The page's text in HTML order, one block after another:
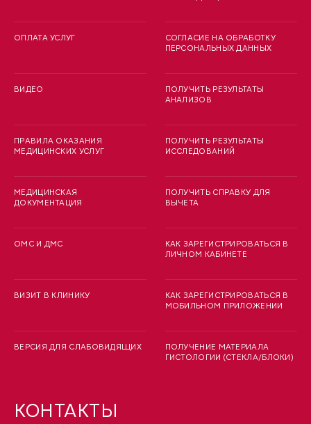
ОПЛАТА УСЛУГ
ВИДЕО
ПРАВИЛА ОКАЗАНИЯ
МЕДИЦИНСКИХ УСЛУГ
МЕДИЦИНСКАЯ
ДОКУМЕНТАЦИЯ
ОМС И ДМС
ВИЗИТ В КЛИНИКУ
ВЕРСИЯ ДЛЯ СЛАБОВИДЯЩИХ
СОГЛАСИЕ НА ОБРАБОТКУ
ПЕРСОНАЛЬНЫХ ДАННЫХ
ПОЛУЧИТЬ РЕЗУЛЬТАТЫ
АНАЛИЗОВ
ПОЛУЧИТЬ РЕЗУЛЬТАТЫ
ИССЛЕДОВАНИЙ
ПОЛУЧИТЬ СПРАВКУ ДЛЯ
ВЫЧЕТА
КАК ЗАРЕГИСТРИРОВАТЬСЯ В
ЛИЧНОМ КАБИНЕТЕ
КАК ЗАРЕГИСТРИРОВАТЬСЯ В
МОБИЛЬНОМ ПРИЛОЖЕНИИ
ПОЛУЧЕНИЕ МАТЕРИАЛА
ГИСТОЛОГИИ (СТЕКЛА/БЛОКИ)
КОНТАКТЫ